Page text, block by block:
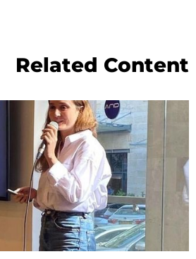
Related Content